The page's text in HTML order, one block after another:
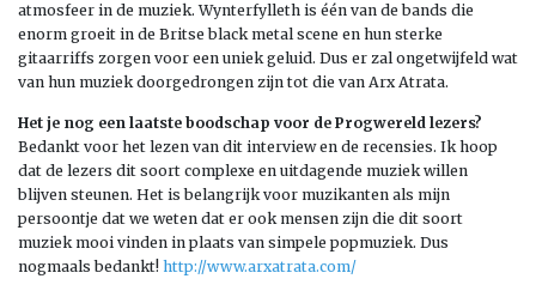
atmosfeer in de muziek. Wynterfylleth is één van de bands die
enorm groeit in de Britse black metal scene en hun sterke
gitaarriffs zorgen voor een uniek geluid. Dus er zal ongetwijfeld wat
van hun muziek doorgedrongen zijn tot die van Arx Atrata.
Het je nog een laatste boodschap voor de Progwereld lezers?
Bedankt voor het lezen van dit interview en de recensies. Ik hoop
dat de lezers dit soort complexe en uitdagende muziek willen
blijven steunen. Het is belangrijk voor muzikanten als mijn
persoontje dat we weten dat er ook mensen zijn die dit soort
muziek mooi vinden in plaats van simpele popmuziek. Dus
nogmaals bedankt! http://www.arxatrata.com/